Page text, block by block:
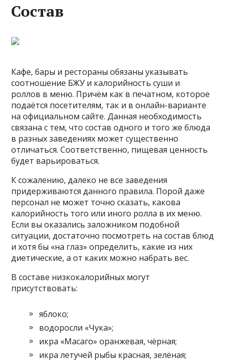
Состав
Кафе, бары и рестораны обязаны указывать
соотношение БЖУ и калорийность суши и
роллов в меню. Причём как в печатном, которое
подаётся посетителям, так и в онлайн-варианте
на официальном сайте. Данная необходимость
связана с тем, что состав одного и того же блюда
в разных заведениях может существенно
отличаться. Соответственно, пищевая ценность
будет варьироваться.
К сожалению, далеко не все заведения
придерживаются данного правила. Порой даже
персонал не может точно сказать, какова
калорийность того или иного ролла в их меню.
Если вы оказались заложником подобной
ситуации, достаточно посмотреть на состав блюд
и хотя бы «на глаз» определить, какие из них
диетические, а от каких можно набрать вес.
В составе низкокалорийных могут
присутствовать:
яблоко;
водоросли «Чука»;
икра «Масаго» оранжевая, чёрная;
икра летучей рыбы красная, зелёная;